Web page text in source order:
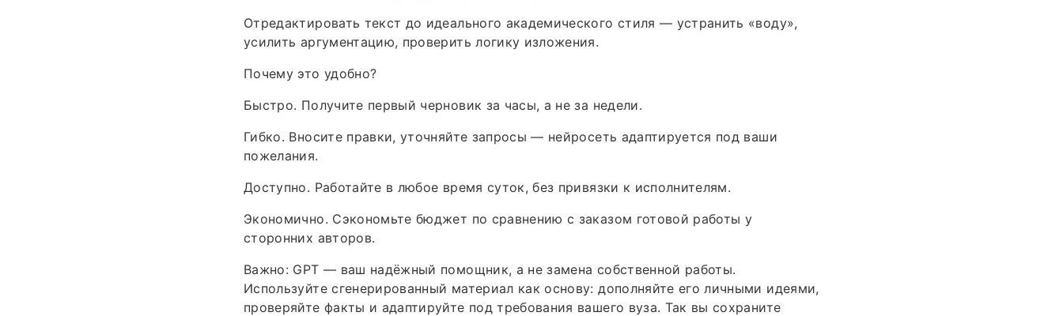
Отредактировать текст до идеального академического стиля — устранить «воду»,
усилить аргументацию, проверить логику изложения.
Почему это удобно?
Быстро. Получите первый черновик за часы, а не за недели.
Гибко. Вносите правки, уточняйте запросы — нейросеть адаптируется под ваши
пожелания.
Доступно. Работайте в любое время суток, без привязки к исполнителям.
Экономично. Сэкономьте бюджет по сравнению с заказом готовой работы у
сторонних авторов.
Важно: GPT — ваш надёжный помощник, а не замена собственной работы.
Используйте сгенерированный материал как основу: дополняйте его личными идеями,
проверяйте факты и адаптируйте под требования вашего вуза. Так вы сохраните